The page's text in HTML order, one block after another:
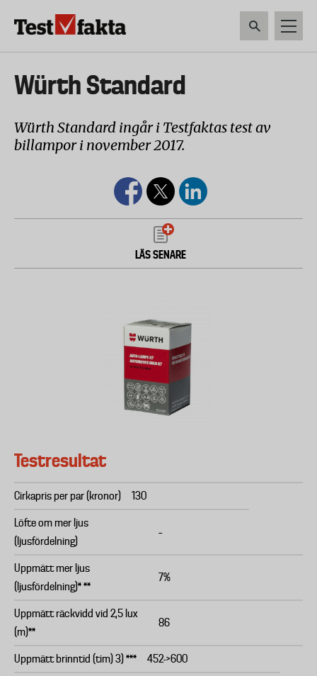
Huvudmeny
ny
Würth Standard
Würth Standard ingår i Testfaktas test av
billampor i november 2017.
LÄS SENARE
Testresultat
Cirkapris per par (kronor) 130
Löfte om mer ljus
(ljusfördelning)
–
Uppmätt mer ljus
(ljusfördelning)* **
7%
Uppmätt räckvidd vid 2,5 lux
(m)**
86
Uppmätt brinntid (tim) 3) *** 452->600